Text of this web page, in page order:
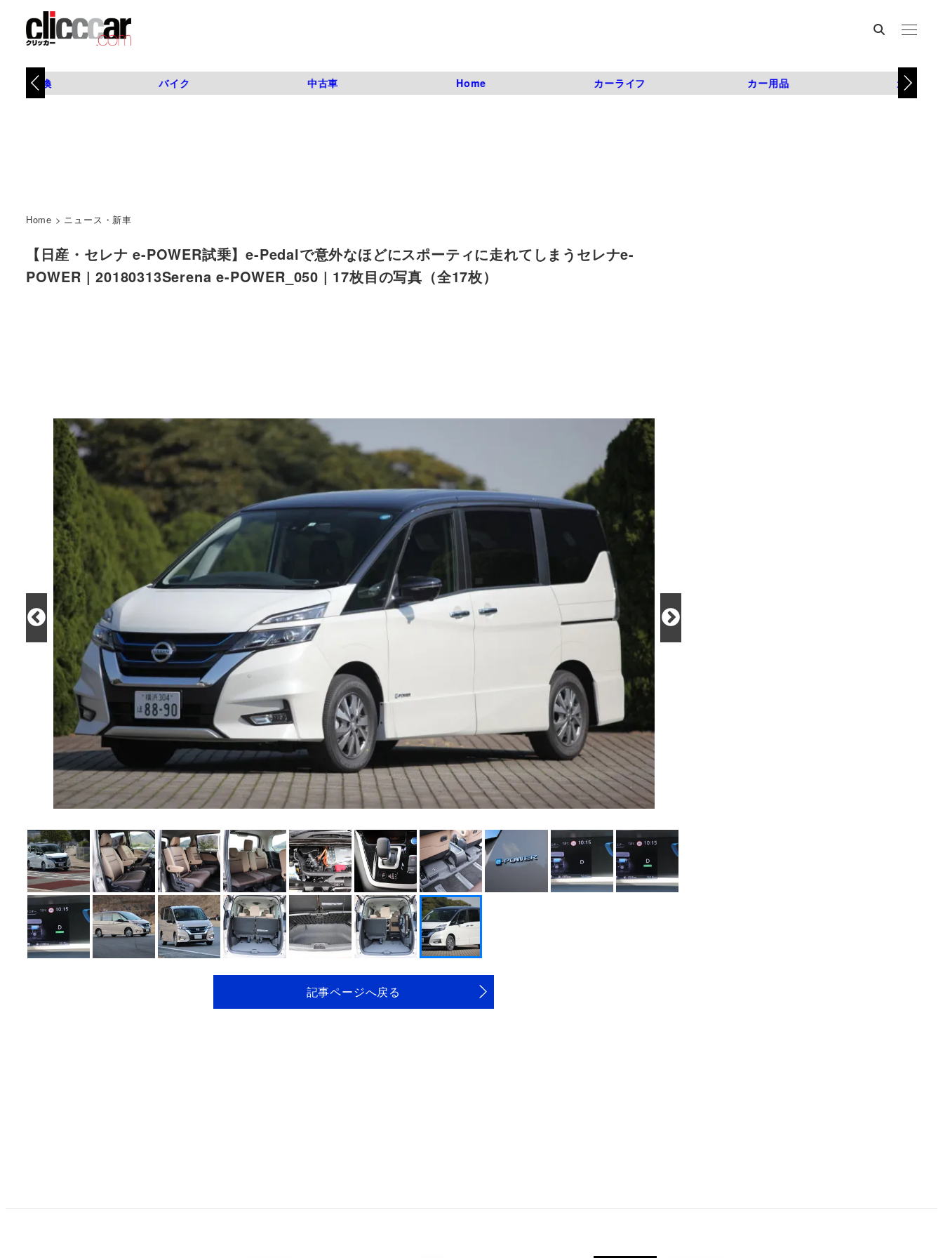
タイヤ交換 バイク 中古車 Home カーライフ カー用品 カスタム
Home > ニュース・新車
【日産・セレナ e-POWER試乗】e-Pedalで意外なほどにスポーティに走れてしまうセレナe-
POWER | 20180313Serena e-POWER_050 | 17枚目の写真（全17枚）
記事ページへ戻る